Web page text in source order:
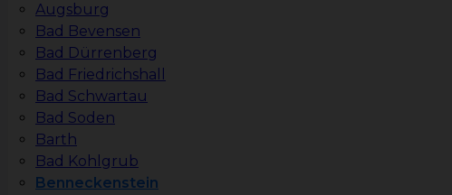
Augsburg
Bad Bevensen
Bad Dürrenberg
Bad Friedrichshall
Bad Schwartau
Bad Soden
Barth
Bad Kohlgrub
Benneckenstein